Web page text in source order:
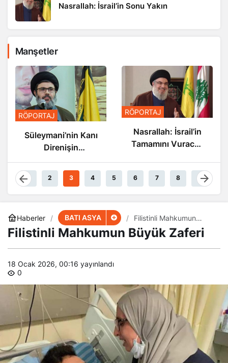
Nasrallah: İsrail’in Sonu Yakın
Manşetler
Kanı
Direnişin
Damarlarında
Akıyor
RÖPORTAJ
Nasrallah: İsrail’in
Tamamını Vuracak
1 2 3 4 5 6 7 8 9
Haberler BATI ASYA
Filistinli Mahkumun
Büyük Zaferi
Filistinli Mahkumun Büyük Zaferi
18 Ocak 2026, 00:16 yayınlandı
0